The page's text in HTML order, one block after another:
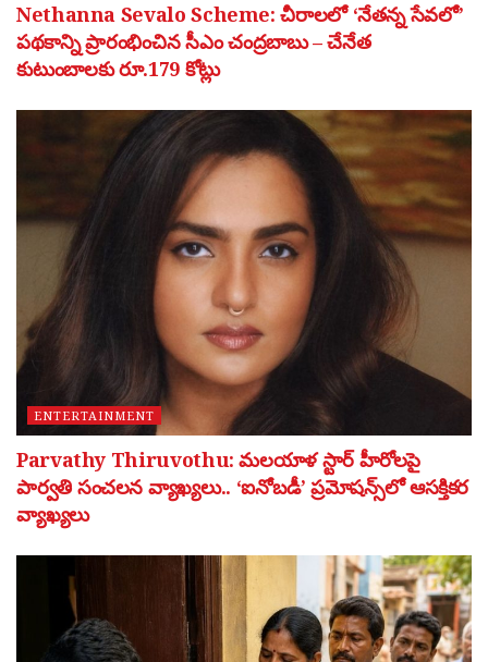
Nethanna Sevalo Scheme: చీరాలలో ‘నేతన్న సేవలో’
పథకాన్ని ప్రారంభించిన సీఎం చంద్రబాబు – చేనేత
కుటుంబాలకు రూ.179 కోట్లు
ENTERTAINMENT
Parvathy Thiruvothu: మలయాళ స్టార్ హీరోలపై
పార్వతి సంచలన వ్యాఖ్యలు.. ‘ఐనోబడీ’ ప్రమోషన్స్‌లో ఆసక్తికర
వ్యాఖ్యలు